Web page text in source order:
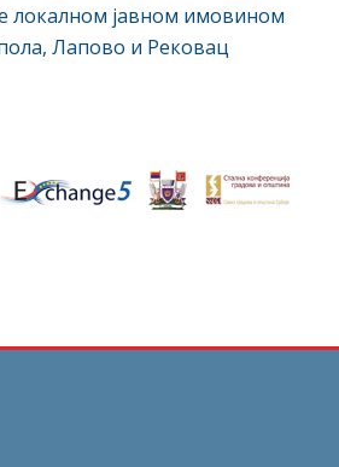
локалном јавном имовином
Лапово и Рековац